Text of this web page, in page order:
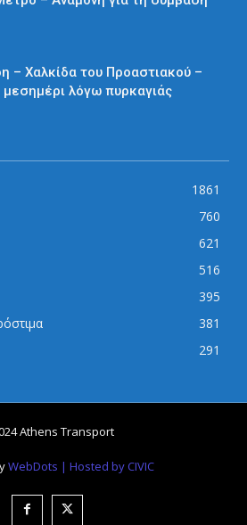
– Χαλκίδα του Προαστιακού –
λόγω πυρκαγιάς
1861
760
621
516
395
381
291
Athens Transport
WebDots | Hosted by CIVIC